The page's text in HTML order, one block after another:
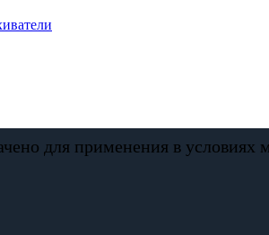
для применения в